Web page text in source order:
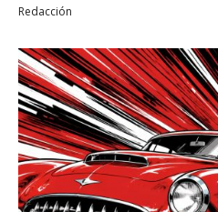
Redacción